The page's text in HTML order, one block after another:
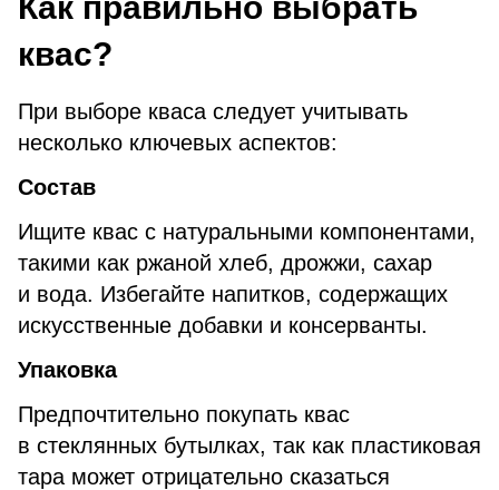
квас?
При выборе кваса следует учитывать
несколько ключевых аспектов:
Состав
Ищите квас с натуральными компонентами,
такими как ржаной хлеб, дрожжи, сахар
и вода. Избегайте напитков, содержащих
искусственные добавки и консерванты.
Упаковка
Предпочтительно покупать квас
в стеклянных бутылках, так как пластиковая
тара может отрицательно сказаться